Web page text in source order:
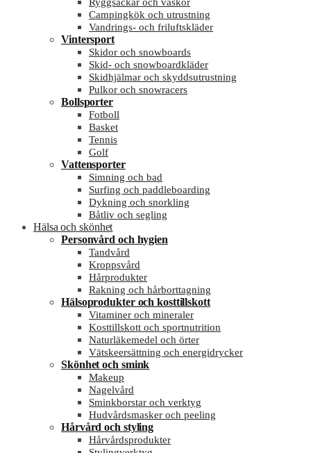
Campingkök och utrustning
Vandrings- och friluftskläder
Vintersport
Skidor och snowboards
Skid- och snowboardkläder
Skidhjälmar och skyddsutrustning
Pulkor och snowracers
Bollsporter
Fotboll
Basket
Tennis
Golf
Vattensporter
Simning och bad
Surfing och paddleboarding
Dykning och snorkling
Båtliv och segling
Hälsa och skönhet
Personvård och hygien
Tandvård
Kroppsvård
Hårprodukter
Rakning och hårborttagning
Hälsoprodukter och kosttillskott
Vitaminer och mineraler
Kosttillskott och sportnutrition
Naturläkemedel och örter
Vätskeersättning och energidrycker
Skönhet och smink
Makeup
Nagelvård
Sminkborstar och verktyg
Hudvårdsmasker och peeling
Hårvård och styling
Hårvårdsprodukter